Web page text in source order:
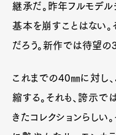
継承だ。昨年フルモデル
基本を崩すことはない
だろう。新作では待望の
これまでの40㎜に対し
縮する。それも、誇示で
きたコレクションらしい